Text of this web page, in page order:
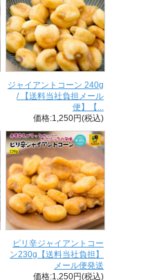
ジャイアントコーン 240g
/ 【送料当社負担メール
便】【...
価格:1,250円(税込)
ピリ辛ジャイアントコー
ン230g【送料当社負担】
メール便発送
価格:1,250円(税込)